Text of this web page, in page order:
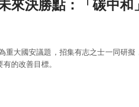
來決勝點：「碳中和
重大國安議題，招集有志之士一同研擬
的改善目標。